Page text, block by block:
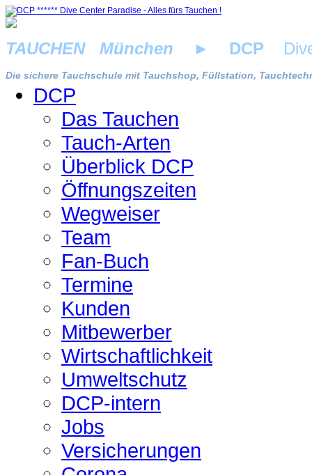
TAUCHEN München ► DCP
Die sichere Tauchschule mit Tauchshop, Füllstation,
DCP
Das Tauchen
Tauch-Arten
Überblick DCP
Öffnungszeiten
Wegweiser
Team
Fan-Buch
Termine
Kunden
Mitbewerber
Wirtschaftlichkeit
Umweltschutz
DCP-intern
Jobs
Versicherungen